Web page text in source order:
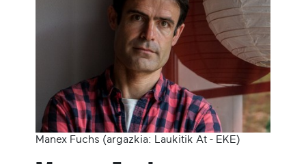
Manex Fuchs (argazkia: Laukitik At - EKE)